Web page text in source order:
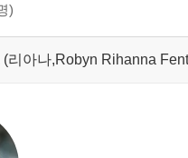
)
(리아나,Robyn Rihanna